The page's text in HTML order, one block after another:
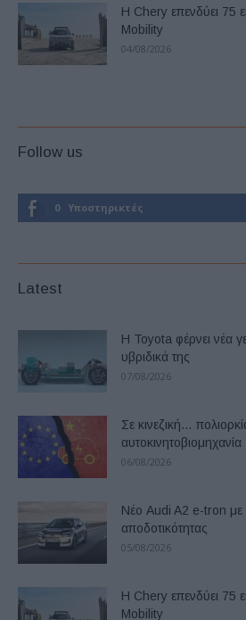
Η Chery επενδύει 75
Mobility
04/08/2026
Follow us
0 Υποστηρικτές
Latest
Η Toyota φέρνει νέα
υβριδικά της
07/08/2026
Σε κινεζική…
αυτοκινητοβιομηχανία
06/08/2026
Νέο Audi A2 e-tron με
αποδοτικότητας
05/08/2026
Η Chery επενδύει 75
Mobility